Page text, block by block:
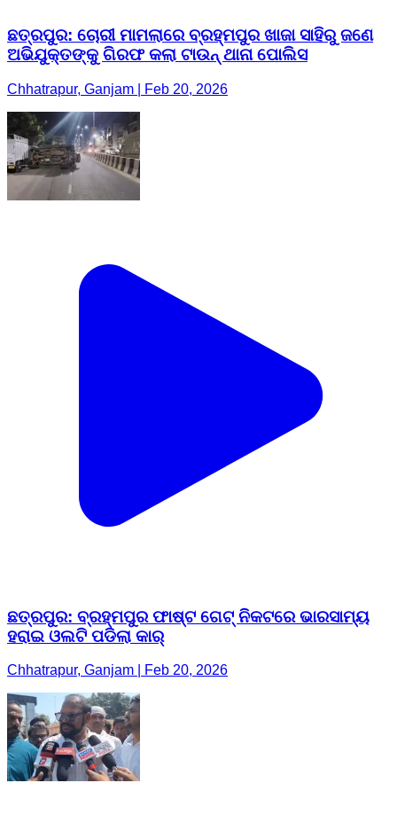
ଛତ୍ରପୁର: ଚୋରୀ ମାମଲାରେ ବ୍ରହ୍ମପୁର ଖାଜା ସାହିରୁ ଜଣେ
ଅଭିଯୁକ୍ତଙ୍କୁ ଗିରଫ କଲା ଟାଉନ୍ ଥାନା ପୋଲିସ
Chhatrapur, Ganjam | Feb 20, 2026
ଛତ୍ରପୁର: ବ୍ରହ୍ମପୁର ଫାଷ୍ଟ ଗେଟ୍ ନିକଟରେ ଭାରସାମ୍ୟ
ହରାଇ ଓଲଟି ପଡିଲା କାର୍
Chhatrapur, Ganjam | Feb 20, 2026